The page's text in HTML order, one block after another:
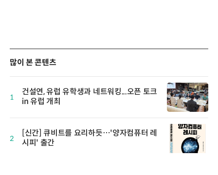
많이 본 콘텐츠
1
건설연, 유럽 유학생과 네트워킹...오픈 토크
in 유럽 개최
2
[신간] 큐비트를 요리하듯…'양자컴퓨터 레
시피' 출간